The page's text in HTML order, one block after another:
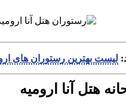
لیست بهترین رستوران های
هتل آنا ارومیه